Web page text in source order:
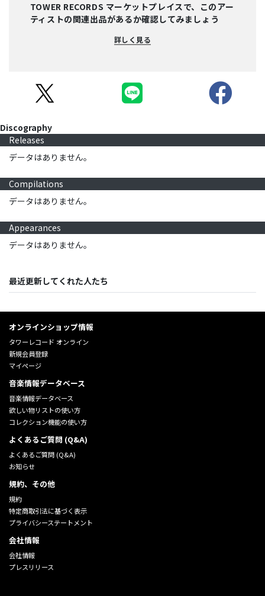
TOWER RECORDS マーケットプレイスで、このアー
ティストの関連出品があるか確認してみましょう
詳しく見る
Discography
Releases
データはありません。
Compilations
データはありません。
Appearances
データはありません。
最近更新してくれた人たち
オンラインショップ情報
タワーレコード オンライン
新規会員登録
マイページ
音楽情報データベース
音楽情報データベース
欲しい物リストの使い方
コレクション機能の使い方
よくあるご質問 (Q&A)
よくあるご質問 (Q&A)
お知らせ
規約、その他
規約
特定商取引法に基づく表示
プライバシーステートメント
会社情報
会社情報
プレスリリース